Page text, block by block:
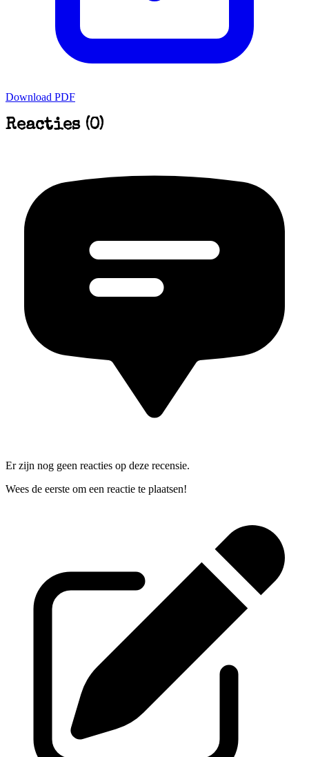
Download PDF
Reacties (0)
Er zijn nog geen reacties op deze recensie.
Wees de eerste om een reactie te plaatsen!